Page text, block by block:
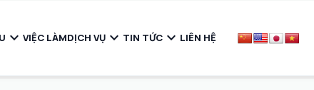
expand_more VIỆC LÀMDỊCH VỤ expand_more TIN TỨC expand_more LIÊN HỆ